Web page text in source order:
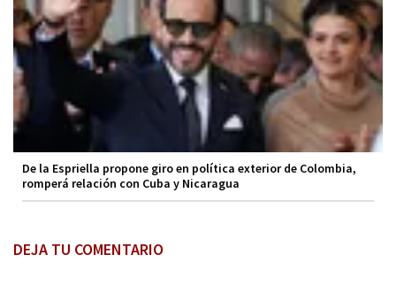
De la Espriella propone giro en política exterior de Colombia,
romperá relación con Cuba y Nicaragua
DEJA TU COMENTARIO